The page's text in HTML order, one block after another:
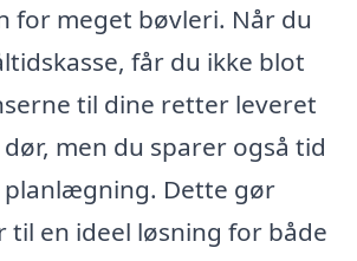
for meget bøvleri. Når du
får du ikke blot
til dine retter leveret
men du sparer også tid
planlægning. Dette gør
til en ideel løsning for både